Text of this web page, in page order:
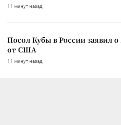
11 минут назад
Посол Кубы в России заявил о
от США
11 минут назад